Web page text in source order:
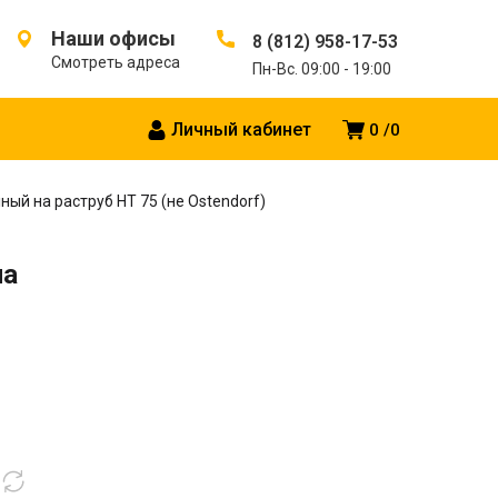
Наши офисы
Смотреть адреса
8 (812) 958-17-53
Пн-Вс. 09:00 - 19:00
0 0
Личный кабинет
на раструб HT 75 (не Ostendorf)